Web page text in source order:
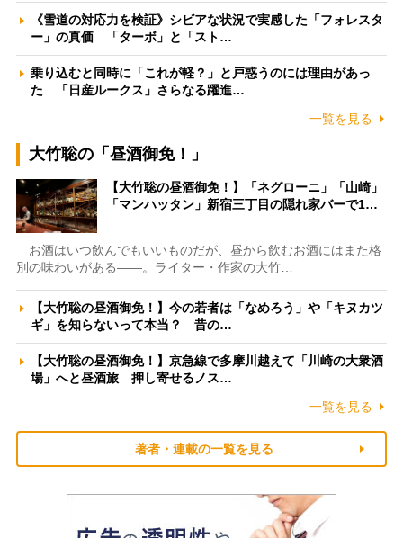
《雪道の対応力を検証》シビアな状況で実感した「フォレスタ
ー」の真価 「ターボ」と「スト…
乗り込むと同時に「これが軽？」と戸惑うのには理由があっ
た 「日産ルークス」さらなる躍進…
一覧を見る
大竹聡の「昼酒御免！」
【大竹聡の昼酒御免！】「ネグローニ」「山崎」
「マンハッタン」新宿三丁目の隠れ家バーで1…
お酒はいつ飲んでもいいものだが、昼から飲むお酒にはまた格
別の味わいがある――。ライター・作家の大竹…
【大竹聡の昼酒御免！】今の若者は「なめろう」や「キヌカツ
ギ」を知らないって本当？ 昔の…
【大竹聡の昼酒御免！】京急線で多摩川越えて「川崎の大衆酒
場」へと昼酒旅 押し寄せるノス…
一覧を見る
著者・連載の一覧を見る